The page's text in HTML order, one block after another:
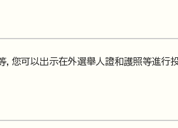
您可以出示在外選舉人證和護照等進行投